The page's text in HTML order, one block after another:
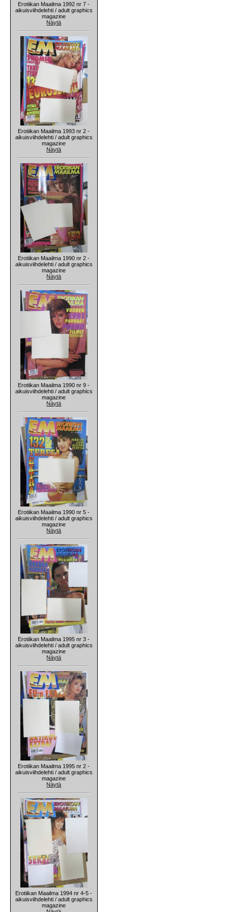
Erotiikan Maailma 1992 nr 7 -
aikuisviihdelehti / adult graphics
magazine
Näytä
Erotiikan Maailma 1993 nr 2 -
aikuisviihdelehti / adult graphics
magazine
Näytä
Erotiikan Maailma 1990 nr 2 -
aikuisviihdelehti / adult graphics
magazine
Näytä
Erotiikan Maailma 1990 nr 9 -
aikuisviihdelehti / adult graphics
magazine
Näytä
Erotiikan Maailma 1990 nr 5 -
aikuisviihdelehti / adult graphics
magazine
Näytä
Erotiikan Maailma 1995 nr 3 -
aikuisviihdelehti / adult graphics
magazine
Näytä
Erotiikan Maailma 1995 nr 2 -
aikuisviihdelehti / adult graphics
magazine
Näytä
Erotiikan Maailma 1994 nr 4-5 -
aikuisviihdelehti / adult graphics
magazine